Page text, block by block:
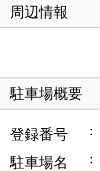
周辺情報
駐車場概要
登録番号
駐車場名